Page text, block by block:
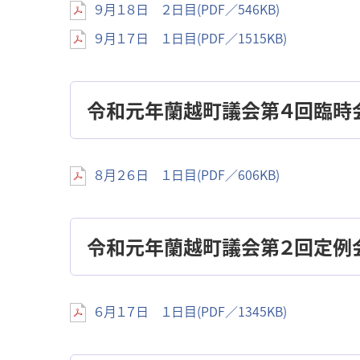
９月１８日 ２日目(PDF／546KB)
９月１７日 １日目(PDF／1515KB)
令和元年蘭越町議会第４回臨時
８月２６日 １日目(PDF／606KB)
令和元年蘭越町議会第２回定例
６月１７日 １日目(PDF／1345KB)